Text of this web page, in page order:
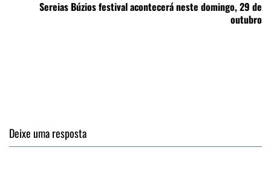
Sereias Búzios festival acontecerá neste domingo, 29 de
outubro
Deixe uma resposta